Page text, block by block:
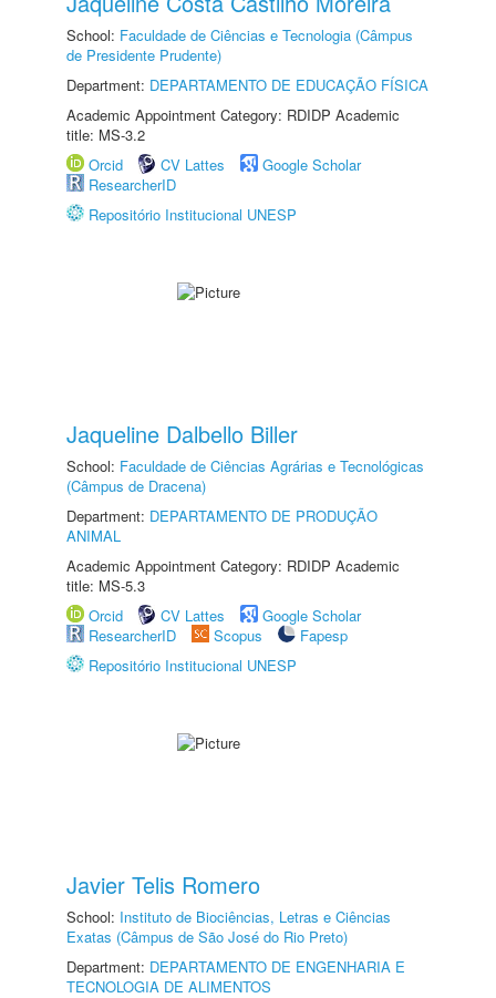
School: Faculdade de Ciências e Tecnologia (Câmpus
de Presidente Prudente)
Department: DEPARTAMENTO DE EDUCAÇÃO FÍSICA
Academic Appointment Category: RDIDP Academic
title: MS-3.2
Orcid
CV Lattes
Google Scholar
ResearcherID
Repositório Institucional UNESP
Jaqueline Dalbello Biller
School: Faculdade de Ciências Agrárias e Tecnológicas
(Câmpus de Dracena)
Department: DEPARTAMENTO DE PRODUÇÃO
ANIMAL
Academic Appointment Category: RDIDP Academic
title: MS-5.3
Orcid
CV Lattes
Google Scholar
ResearcherID
Scopus
Fapesp
Repositório Institucional UNESP
Javier Telis Romero
School: Instituto de Biociências, Letras e Ciências
Exatas (Câmpus de São José do Rio Preto)
Department: DEPARTAMENTO DE ENGENHARIA E
TECNOLOGIA DE ALIMENTOS